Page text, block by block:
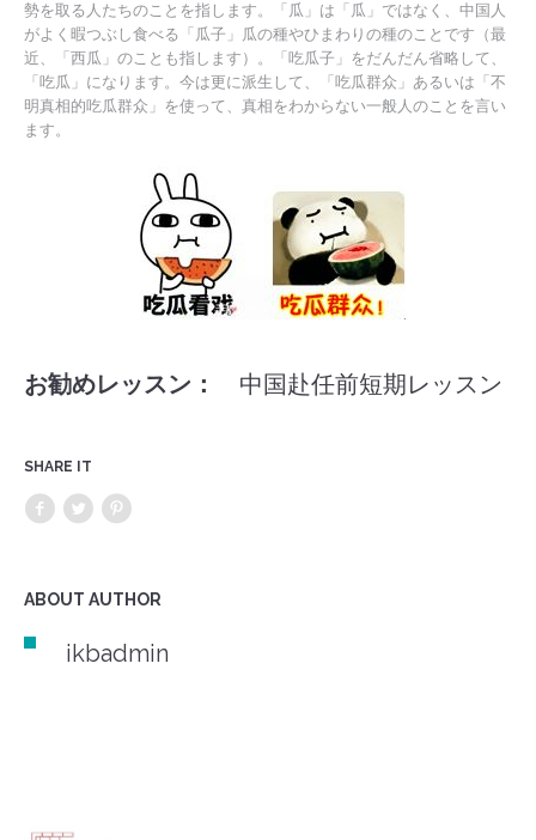
勢を取る人たちのことを指します。「瓜」は「瓜」ではなく、中国人
がよく暇つぶし食べる「瓜子」瓜の種やひまわりの種のことです（最
近、「西瓜」のことも指します）。「吃瓜子」をだんだん省略して、
「吃瓜」になります。今は更に派生して、「吃瓜群众」あるいは「不
明真相的吃瓜群众」を使って、真相をわからない一般人のことを言い
ます。
お勧めレッスン： 中国赴任前短期レッスン
SHARE IT
ABOUT AUTHOR
ikbadmin